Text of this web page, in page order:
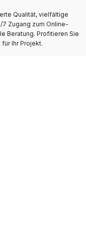
Qualität, vielfältige
Zugang zum Online-
Beratung. Profitieren Sie
Ihr Projekt.